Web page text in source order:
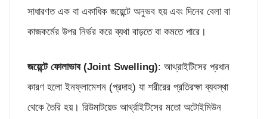
সাধারণত এক বা একাধিক জয়েন্টে অনুভব হয় এবং দিনের বেলা বা
কাজকর্মের উপর নির্ভর করে ব্যথা বাড়তে বা কমতে পারে।
জয়েন্টে ফোলাভাব (Joint Swelling): আথ্রাইটিসের প্রধান
কারণ হলো ইনফ্লামেশন (প্রদাহ) যা শরীরের প্রতিরক্ষা ব্যবস্থা
থেকে তৈরি হয়। রিউমাটয়েড আর্থ্রাইটিসের মতো অটোইমিউন